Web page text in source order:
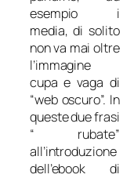
esempio i
media, di solito
non va mai oltre
l’immagine
cupa e vaga di
“web oscuro”. In
queste due frasi
“ rubate”
all’introduzione
dell’ebook di